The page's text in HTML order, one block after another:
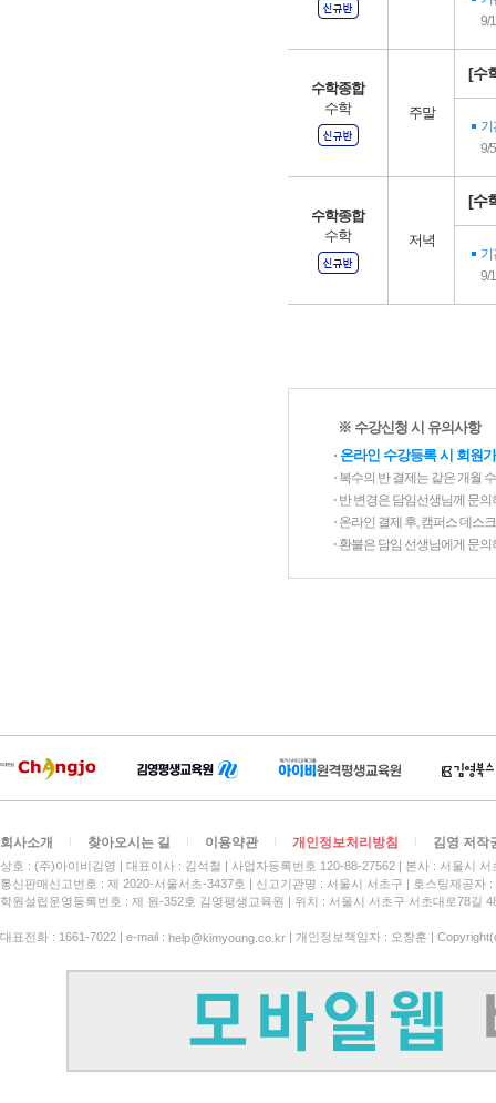
9/
수학종합
수학
주말
[수
기
9/
수학종합
수학
저녁
[수
기
9/
※ 수강신청 시 유의사항
⋅ 온라인 수강등록 시 회원
⋅ 복수의 반 결제는 같은 개월
⋅ 반 변경은 담임선생님께 문
⋅ 온라인 결제 후, 캠퍼스 데스
⋅ 환불은 담임 선생님에게 문
회사소개 찾아오시는 길 이용약관 개인정보처리방침 김영 저작
상호 : (주)아이비김영 대표이사 : 김석철 사업자등록번호 120-88-27562
본사 : 서울시
통신판매신고번호 : 제 2020-서울서초-3437호
신고기관명 : 서울시 서초구
호스팅제공자
학원설립운영등록번호 : 제 원-352호 김영평생교육원 | 위치 : 서울시 서초구 서초대로78길
대표전화 : 1661-7022 | e-mail : help@kimyoung.co.kr | 개인정보책임자 : 오창훈 |